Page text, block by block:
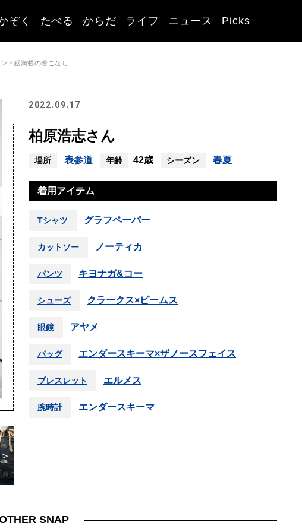
ぞく たべる からだ ライフ ニュース Picks
ド感満載の着こなし
2022.09.17
柏原浩志さん
場所 表参道 年齢 42歳 シーズン 春夏
着用アイテム
Tシャツ グラフペーパー
カットソー ノーティカ
パンツ キヨナガ&コー
シューズ クラークス×ビームス
眼鏡 アヤメ
バッグ エンダースキーマ×ザノースフェイス
ブレスレット エルメス
腕時計 エンダースキーマ
SNAP